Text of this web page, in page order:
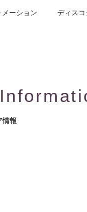
メーション ディス
情報